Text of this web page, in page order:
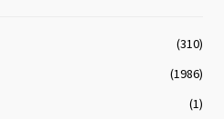
(310)
(1986)
(1)